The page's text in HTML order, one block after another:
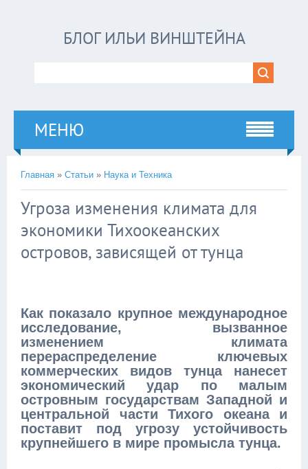
БЛОГ ИЛЬИ ВИНШТЕЙНА
МЕНЮ
Главная » Статьи » Наука и Техника
Угроза изменения климата для
экономики Тихоокеанских
островов, зависящей от тунца
Как показало крупное международное
исследование, вызванное
изменением климата
перераспределение ключевых
коммерческих видов тунца нанесет
экономический удар по малым
островным государствам Западной и
центральной части Тихого океана и
поставит под угрозу устойчивость
крупнейшего в мире промысла тунца.